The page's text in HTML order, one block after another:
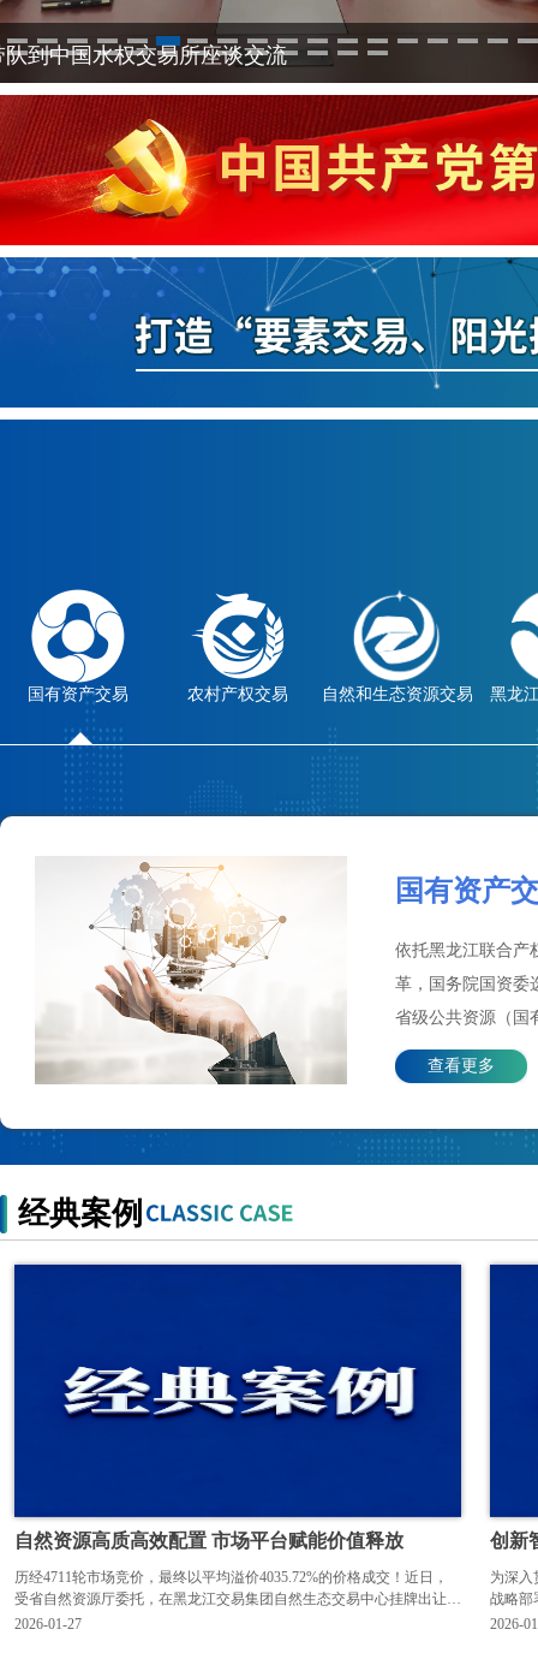
河北产权市场到交易集团座谈交流
1 2 3 4 5 6 7 8 9 10 11 12 13 14 15 16 17
26 27 28 29 30 31 32 33 34 35 36 37
国有资产交易 农村产权交易 自然和生态资源交易 黑龙
国有资产
依托黑龙江联合产
革，国务院国资委
省级公共资源（国
交易平台，省高
查看更多
经典案例
自然资源高质高效配置 市场平台赋能价值释放
历经4711轮市场竞价，最终以平均溢价4035.72%的价格成交！近日，
受省自然资源厅委托，在黑龙江交易集团自然生态交易中心挂牌出让的
第3批次金属矿勘查等11个区块探矿权出让项目全部顺利成交，成交价
2026-01-27
创新
为深入
战略部
黑龙江
2026-